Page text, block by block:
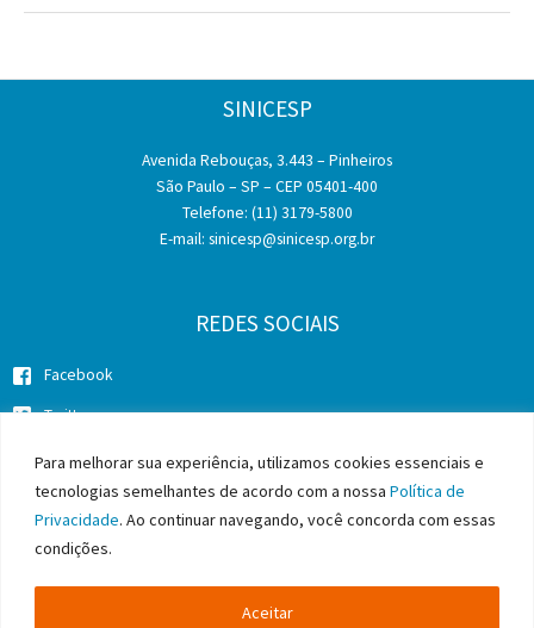
Para melhorar sua experiência, utilizamos cookies essenciais e
tecnologias semelhantes de acordo com a nossa Política de
Privacidade. Ao continuar navegando, você concorda com essas
condições.
Aceitar
1
SINICESP
Avenida Rebouças, 3.443 – Pinheiros
São Paulo – SP – CEP 05401-400
Telefone: (11) 3179-5800
E-mail: sinicesp@sinicesp.org.br
REDES SOCIAIS
Facebook
Twitter
Instagram
Copyright © 2026 SINICESP - Sindicato da Indústria da Construção
Pesada do Estado de São Paulo